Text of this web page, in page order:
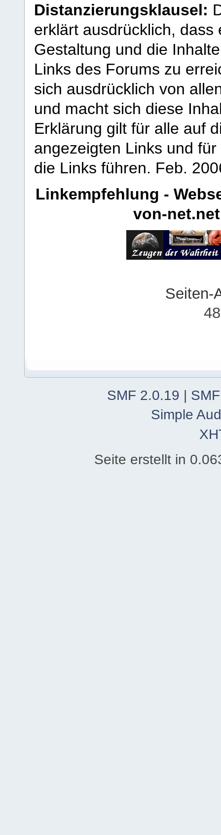
Distanzierungsklausel:
erklärt ausdrücklich,
Gestaltung und die
Links des Forums zu
sich ausdrücklich von
und macht sich diese
Erklärung gilt für alle auf
angezeigten Links und
die Links führen. Feb.
Linkempfehlung -
von-net.net
Seiten-
SMF 2.0.19 |
Simple
Seite erstellt in